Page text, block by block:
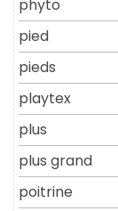
phyto
pied
pieds
playtex
plus
plus grand
poitrine